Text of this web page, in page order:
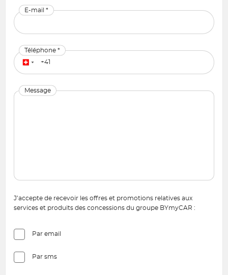
E-mail *
Téléphone *
Message
J’accepte de recevoir les offres et promotions relatives aux
services et produits des concessions du groupe BYmyCAR :
Par email
Par sms